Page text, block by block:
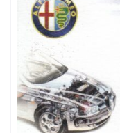
Email:
Website:
ΤΥΠΟΣ
Συνεργείο